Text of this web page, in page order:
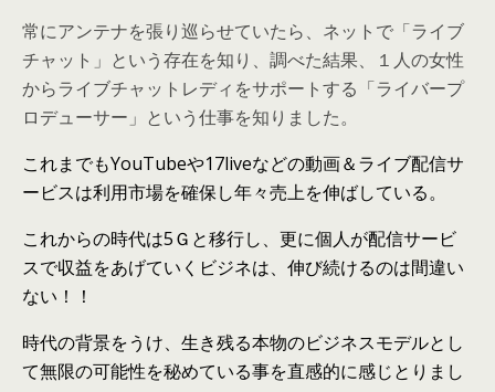
常にアンテナを張り巡らせていたら、ネットで「ライブ
チャット」という存在を知り、調べた結果、１人の女性
からライブチャットレディをサポートする「ライバープ
ロデューサー」という仕事を​知りました。
これまでもYouTubeや17liveなどの動画＆ライブ配信サ
ービスは利用市場を確保し年々売上を伸ばしている。
これからの時代は5Ｇと移行し、更に個人が配信サービ
スで収益をあげていくビジネは、伸び続けるのは間違い
ない！！
時代の背景をうけ、生き残る本物のビジネスモデルとし
て無限の可能性を秘めている事を直感的に感じとりまし